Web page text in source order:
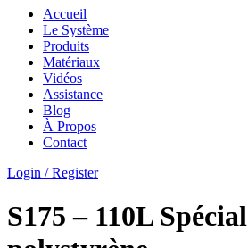
Accueil
Le Système
Produits
Matériaux
Vidéos
Assistance
Blog
À Propos
Contact
Login / Register
S175 – 110L Spécial